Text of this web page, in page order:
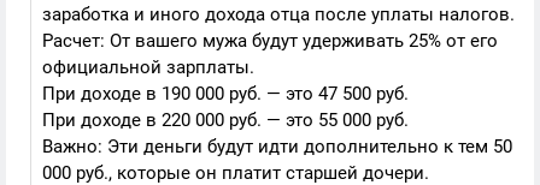
заработка и иного дохода отца после уплаты налогов.
Расчет: От вашего мужа будут удерживать 25% от его
официальной зарплаты.
При доходе в 190 000 руб. — это 47 500 руб.
При доходе в 220 000 руб. — это 55 000 руб.
Важно: Эти деньги будут идти дополнительно к тем 50
000 руб., которые он платит старшей дочери.